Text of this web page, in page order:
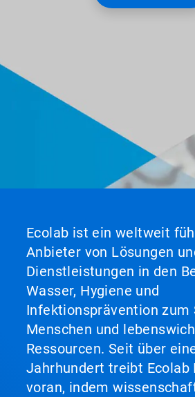
Ecolab ist ein weltweit
Anbieter von Lösungen
Dienstleistungen in den
Wasser, Hygiene und
Infektionsprävention zum
Menschen und
Ressourcen. Seit über
Jahrhundert treibt Ecolab
voran, indem